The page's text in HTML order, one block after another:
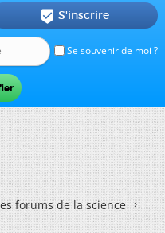
Se souvenir de moi ?
 S'inscrire
forums de la science